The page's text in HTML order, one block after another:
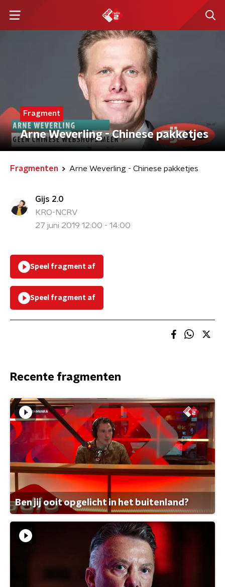
Fragment
Arne Weverling - Chinese pakketjes
Fragmenten Arne Weverling - Chinese pakketjes
Gijs 2.0
KRO-NCRV
27 juni 2019 12:00 - 14:00
Speel fragment af
Speel fragment af
Recente fragmenten
Ben jij ooit opgelicht in het buitenland?